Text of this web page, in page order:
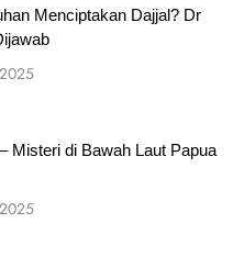
Menciptakan Dajjal? Dr
Misteri di Bawah Laut Papua